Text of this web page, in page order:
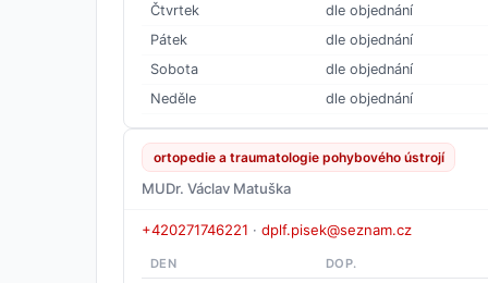
Čtvrtek
dle objednání
Pátek
dle objednání
Sobota
dle objednání
Neděle
dle objednání
ortopedie a traumatologie pohybového ústrojí
MUDr. Václav Matuška
+420271746221 · dplf.pisek@seznam.cz
DEN DOP.